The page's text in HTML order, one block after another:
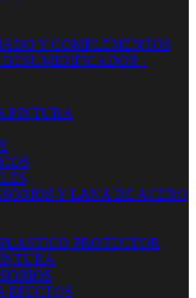
Y COMPLEMENTOS
-
PINTURA
Y LANA DE ACERO
PROTECTOR
EFECTOS